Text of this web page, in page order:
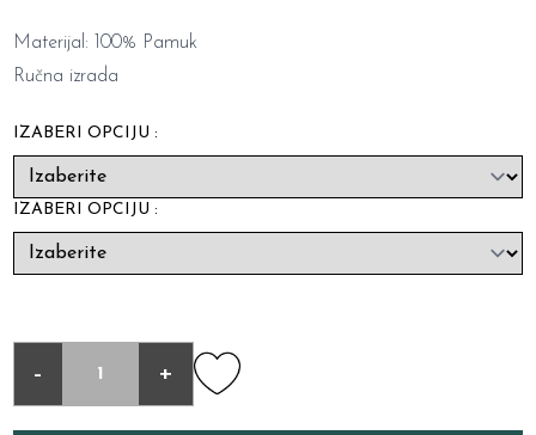
Materijal: 100% Pamuk
Ručna izrada
IZABERI OPCIJU :
IZABERI OPCIJU :
- +